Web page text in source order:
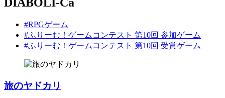
#RPGゲーム
#ふりーむ！ゲームコンテスト 第10回 参加ゲーム
#ふりーむ！ゲームコンテスト 第10回 受賞ゲーム
旅のヤドカリ